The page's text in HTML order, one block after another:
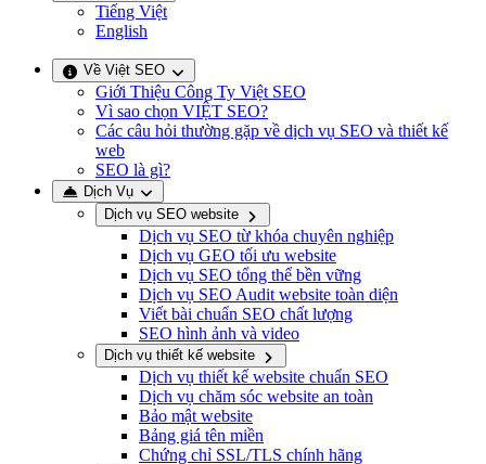
Tiếng Việt
English
Về Việt SEO
Giới Thiệu Công Ty Việt SEO
Vì sao chọn VIỆT SEO?
Các câu hỏi thường gặp về dịch vụ SEO và thiết kế
web
SEO là gì?
Dịch Vụ
Dịch vụ SEO website
Dịch vụ SEO từ khóa chuyên nghiệp
Dịch vụ GEO tối ưu website
Dịch vụ SEO tổng thể bền vững
Dịch vụ SEO Audit website toàn diện
Viết bài chuẩn SEO chất lượng
SEO hình ảnh và video
Dịch vụ thiết kế website
Dịch vụ thiết kế website chuẩn SEO
Dịch vụ chăm sóc website an toàn
Bảo mật website
Bảng giá tên miền
Chứng chỉ SSL/TLS chính hãng